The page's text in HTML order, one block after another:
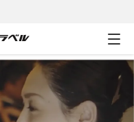
終了】【京都きもの体験】